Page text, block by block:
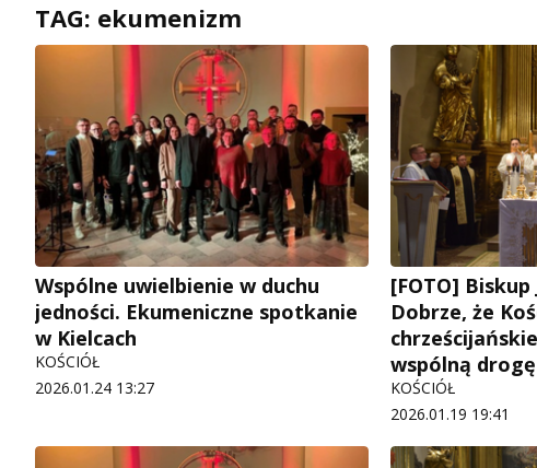
TAG: ekumenizm
Wspólne uwielbienie w duchu
jedności. Ekumeniczne spotkanie
w Kielcach
KOŚCIÓŁ
2026.01.24 13:27
[FOTO]
Dobrze, że
wspólną
KOŚCIÓŁ
2026.01.19 19:41